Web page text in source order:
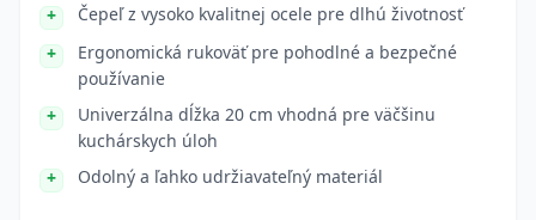
Čepeľ z vysoko kvalitnej ocele pre dlhú životnosť
Ergonomická rukoväť pre pohodlné a bezpečné
používanie
Univerzálna dĺžka 20 cm vhodná pre väčšinu
kuchárskych úloh
Odolný a ľahko udržiavateľný materiál